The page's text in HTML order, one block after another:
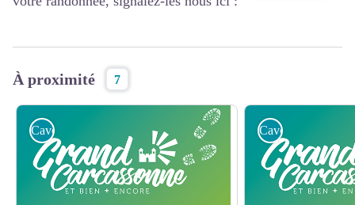
À proximité 7
Caveaux et producteurs Caveaux et